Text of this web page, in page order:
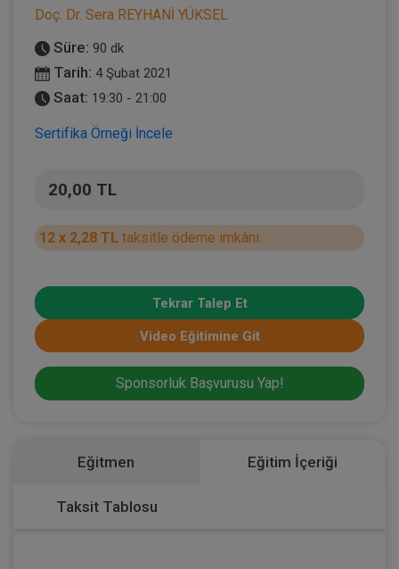
Doç. Dr. Sera REYHANİ YÜKSEL
Süre: 90 dk
Tarih: 4 Şubat 2021
Saat: 19:30 - 21:00
Sertifika Örneği İncele
20,00 TL
12 x 2,28 TL taksitle ödeme imkânı.
Tekrar Talep Et
Video Eğitimine Git
Sponsorluk Başvurusu Yap!
Eğitmen Eğitim İçeriği
Taksit Tablosu